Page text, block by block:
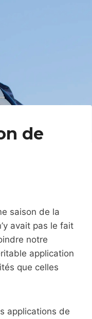
de
saison de la
avait pas le fait
notre
application
que celles
applications de